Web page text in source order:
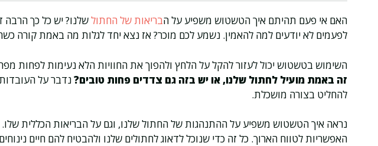
האם אי פעם תהיתם איך הטשטוש משפיע על הבריאות של החתולשלנו? יש כל כך
לפעמים לא יודעים למה להאמין. נשמע לכם מוכר? אז נצא יחד לגלות מה באמת קורה
השימוש בטשטוש יכול לעזור להקל על הלחץ ולהפוך את החוויות הלא נעימות לפחות
זה באמת מועיל לחתול שלנו, או יש בזה גם צדדים פחות טובים?נדבר על
להחליט בצורה מושכלת.
נראה איך הטשטוש משפיע על ההתנהגות של החתול שלנו, וגם על הבריאות הכללית
האפשריות לטווח הארוך. כל זה כדי שנוכל לדאוג לחתולים שלנו ולהבטיח להם חיים